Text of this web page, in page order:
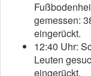
gemessen:
eingerückt.
12:40 Uhr:
Leuten
eingerückt.